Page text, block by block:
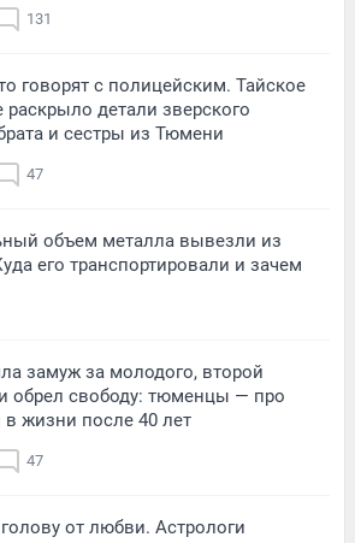
131
говорят с полицейским. Тайское
раскрыло детали зверского
и сестры из Тюмени
47
объем металла вывезли из
его транспортировали и зачем
замуж за молодого, второй
обрел свободу: тюменцы — про
жизни после 40 лет
47
от любви. Астрологи